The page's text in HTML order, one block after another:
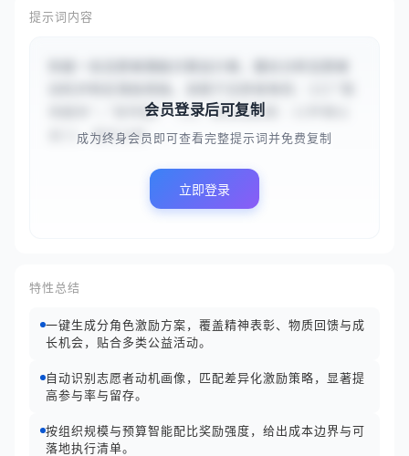
提示词内容
场服务","宣传推广"]}} 和活动类型：{{环保公
益}}，首先分析...
会员登录后可复制
成为终身会员即可查看完整提示词并免费复制
立即登录
特性总结
一键生成分角色激励方案，覆盖精神表彰、物质回馈与成
长机会，贴合多类公益活动。
自动识别志愿者动机画像，匹配差异化激励策略，显著提
高参与率与留存。
按组织规模与预算智能配比奖励强度，给出成本边界与可
落地执行清单。